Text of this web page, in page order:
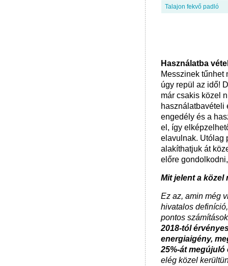
Talajon fekvő padló
Használatba
Messzinek tűnhet
úgy repül az idő!
már csakis közel
használatbavételi
engedély és a
el, így
elavulnak. Utólag
alakíthatjuk át
előre
Mit jelent a közel
Ez az, amin még
hivatalos
pontos
2018-tól
energiaigény,
25%-át
elég közel